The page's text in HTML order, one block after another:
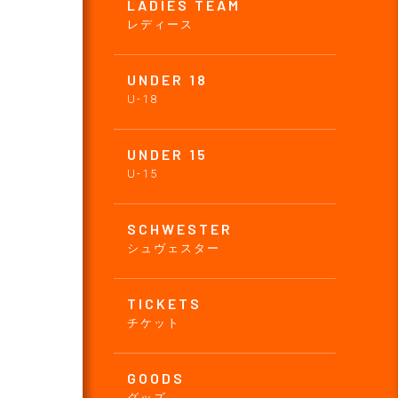
LADIES TEAM
レディース
UNDER 18
U-18
UNDER 15
U-15
SCHWESTER
シュヴェスター
TICKETS
チケット
GOODS